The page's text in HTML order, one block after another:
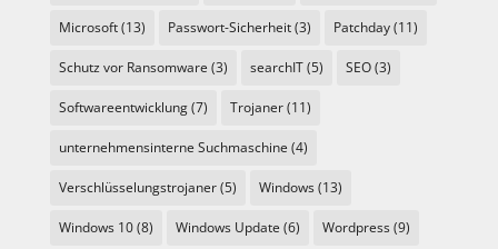
Microsoft(13) Passwort-Sicherheit(3) Patchday(11)
Schutz vor Ransomware (3) searchIT(5) SEO(3)
Softwareentwicklung(7) Trojaner(11)
unternehmensinterne Suchmaschine (4)
Verschlüsselungstrojaner(5) Windows(13)
Windows 10(8) Windows Update (6) Wordpress(9)